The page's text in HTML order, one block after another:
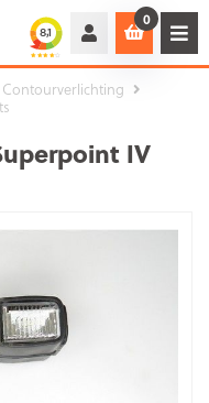
0
Contourverlichting
IV